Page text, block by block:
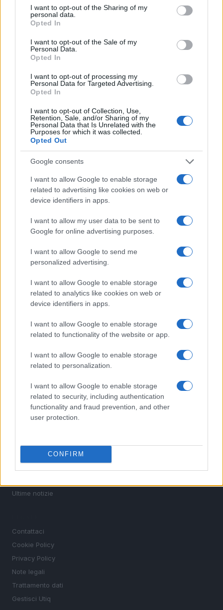
not limited to your visit or usage behaviour. You may click to
grant or deny consent to Google and its third-party tags to
use your data for below specified purposes in below Google
consent section.
I want to opt-out of the Sharing of my
personal data.
Opted In
I want to opt-out of the Sale of my
Personal Data.
Opted In
I want to opt-out of processing my
Personal Data for Targeted Advertising.
Opted In
I want to opt-out of Collection, Use,
Retention, Sale, and/or Sharing of my
Personal Data that Is Unrelated with the
Purposes for which it was collected.
Opted Out
Google consents
I want to allow Google to enable storage
related to advertising like cookies on web or
device identifiers in apps.
I want to allow my user data to be sent to
Google for online advertising purposes.
I want to allow Google to send me
personalized advertising.
I want to allow Google to enable storage
related to analytics like cookies on web or
device identifiers in apps.
I want to allow Google to enable storage
related to functionality of the website or app.
I want to allow Google to enable storage
related to personalization.
I want to allow Google to enable storage
related to security, including authentication
functionality and fraud prevention, and other
user protection.
CONFIRM
PIÙ LETTI
Chouchaa: chi è il calciatore algerino?
A quanto ammonta il patrimonio di Andrea Pirlo?
indossato le due maglie
Union Berlino-Cagliari: dove vedere l’amichevole
estiva in diretta
Chi è Sara Gama: fidanzato, figli e vita privata
Sportmagazine: notizie, approfondimenti e classifiche su
calcio, basket, tennis, ciclismo, motori, Formula 1,
MotoGP e Olimpiadi. Le ultime news dalle competizioni
nazionali e internazionali, gli highlight delle partite, le
interviste ai protagonisti e i risultati in tempo reale di tutte
le discipline che fanno emozionare gli appassionati di
Basket
Motori
Ciclismo
Ultime notizie
Contattaci
Cookie Policy
Privacy Policy
Note legali
Trattamento dati
Gestisci Utiq